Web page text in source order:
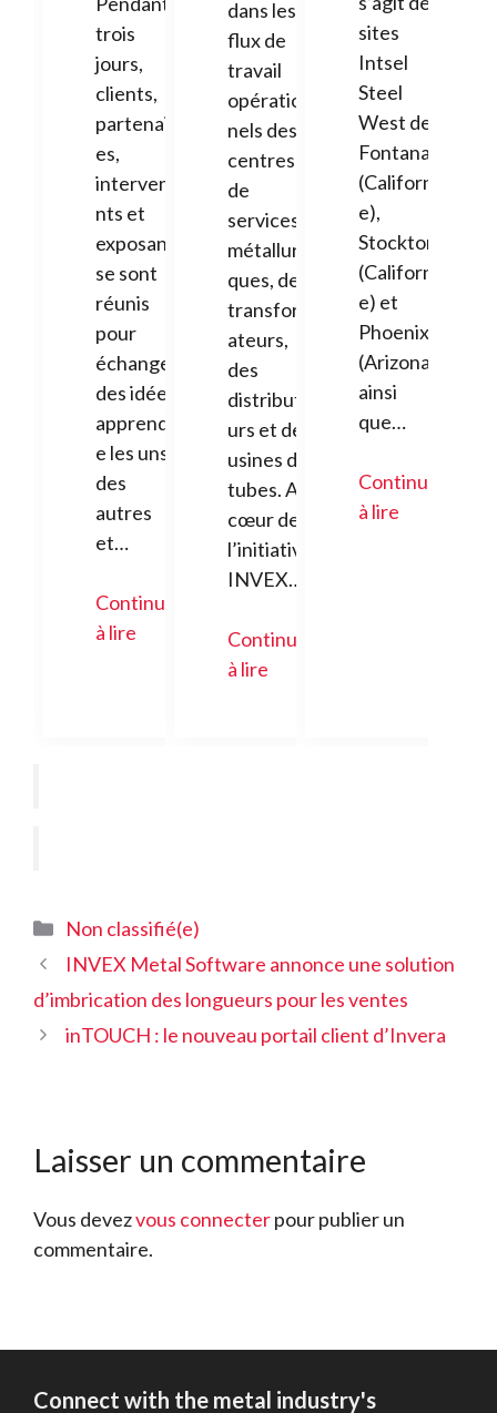
trois
jours,
clients,
partenair
es,
intervena
nts et
exposants
se sont
réunis
pour
échanger
des idées,
apprendr
e les uns
des
autres
et…
Continuer
à lire
dans les
flux de
travail
opération
nels des
centres
de
services
métallurgi
ques, des
transform
ateurs,
des
distribute
urs et des
usines de
tubes. Au
cœur de
l’initiative
INVEX…
Continuer
à lire
sites
Intsel
Steel
West de
Fontana
(Californi
e),
Stockton
(Californi
e) et
Phoenix
(Arizona),
ainsi
que…
Continuer
à lire
Catégories
Non classifié(e)
INVEX Metal Software annonce une solution
d’imbrication des longueurs pour les ventes
inTOUCH : le nouveau portail client d’Invera
Laisser un commentaire
Vous devezvous connecterpour publier un
commentaire.
Connect with the metal industry's